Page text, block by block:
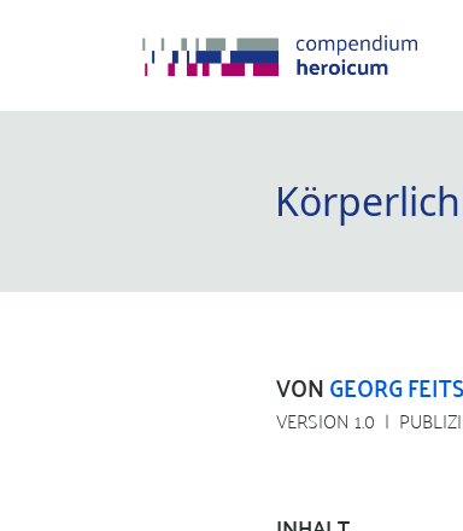
VONGEORG
VERSION 1.0